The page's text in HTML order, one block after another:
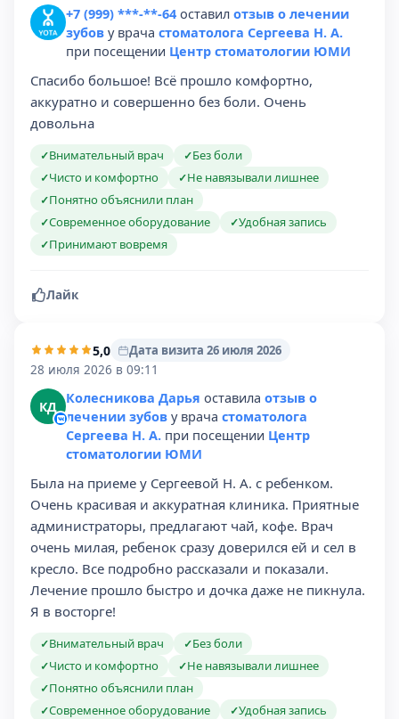
+7 (999) ***-**-64 оставил отзыв о лечении
зубов у врача стоматолога Сергеева Н. А.
при посещении Центр стоматологии ЮМИ
Спасибо большое! Всё прошло комфортно,
аккуратно и совершенно без боли. Очень
довольна
✓Внимательный врач ✓Без боли
✓Чисто и комфортно ✓Не навязывали лишнее
✓Понятно объяснили план
✓Современное оборудование ✓Удобная запись
✓Принимают вовремя
Лайк
5,0
Дата визита 26 июля 2026
28 июля 2026 в 09:11
КД Колесникова Дарья оставила отзыв о
лечении зубов у врача стоматолога
Сергеева Н. А. при посещении Центр
стоматологии ЮМИ
Была на приеме у Сергеевой Н. А. с ребенком.
Очень красивая и аккуратная клиника. Приятные
администраторы, предлагают чай, кофе. Врач
очень милая, ребенок сразу доверился ей и сел в
кресло. Все подробно рассказали и показали.
Лечение прошло быстро и дочка даже не пикнула.
Я в восторге!
✓Внимательный врач ✓Без боли
✓Чисто и комфортно ✓Не навязывали лишнее
✓Понятно объяснили план
✓Современное оборудование ✓Удобная запись